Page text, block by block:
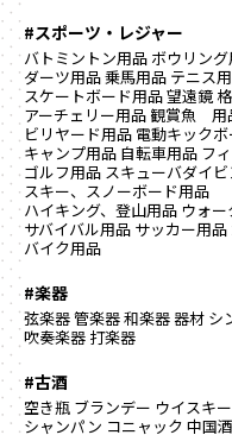
#スポーツ・レジャー
バトミントン用品 ボウリン
ダーツ用品乗馬用品 テニス
スケートボード用品望遠鏡
アーチェリー用品 観賞魚 用
ビリヤード用品 電動キックボ
キャンプ用品 自転車用品 フ
ゴルフ用品 スキューバダイ
スキー、スノーボード用品
ハイキング、登山用品 ウォ
サバイバル用品 サッカー用品
バイク用品
#楽器
弦楽器管楽器和楽器 器材 シ
吹奏楽器 打楽器
#古酒
空き瓶 ブランデー ウイスキー
シャンパン コニャック 中国酒